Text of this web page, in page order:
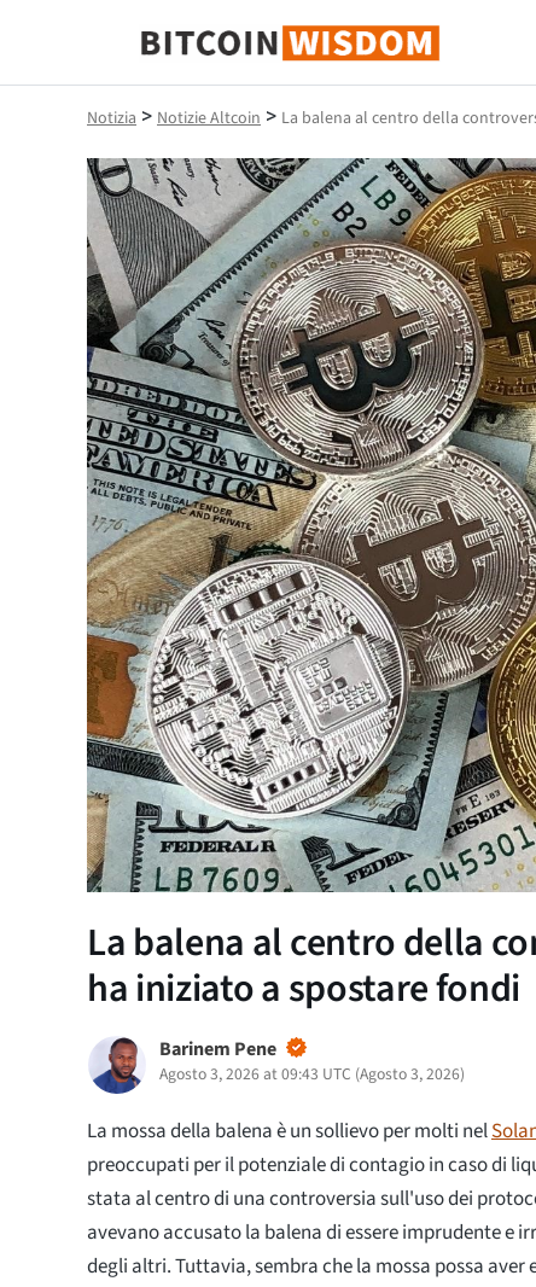
Saggezza Bitcoin
Notizia > Notizie Altcoin > La balena al centro della
La balena al centro della
ha iniziato a spostare fondi
Barinem Pene
Agosto 3, 2026 at 09:43 UTC (Agosto 3, 2026)
La mossa della balena è un sollievo per molti nel
preoccupati per il potenziale di contagio in caso di
stata al centro di una controversia sull'uso dei
avevano accusato la balena di essere imprudente e
degli altri. Tuttavia, sembra che la mossa possa aver